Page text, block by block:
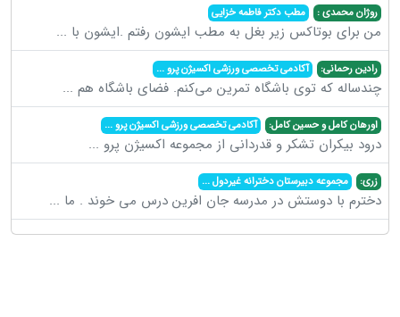
روژان محمدی : مطب دکتر فاطمه خزایی
من برای بوتاکس زیر بغل به مطب ایشون رفتم .ایشون با ...
رادین رحمانی: آکادمی تخصصی ورزشی اکسیژن پرو...
چندساله که توی باشگاه تمرین می‌کنم. فضای باشگاه هم ...
اورهان کامل و حسین کامل: آکادمی تخصصی ورزشی اکسیژن پرو...
درود بیکران تشکر و قدردانی از مجموعه اکسیژن پرو ...
زری: مجموعه دبیرستان دخترانه غیردول...
دخترم با دوستش در مدرسه جان افرین درس می خوند . ما ...